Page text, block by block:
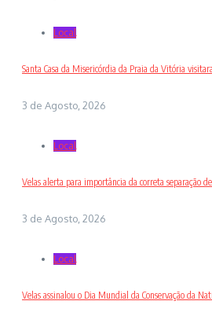
Local
Santa Casa da Misericórdia da Praia da Vitória
3 de Agosto, 2026
Local
Velas alerta para importância da correta separação
3 de Agosto, 2026
Local
Velas assinalou o Dia Mundial da Conservação da